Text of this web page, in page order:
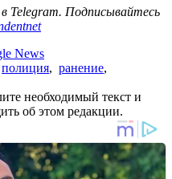
в Telegram. Подписывайтесь
News
полиция, ранение,
необходимый текст и
об этом редакции.